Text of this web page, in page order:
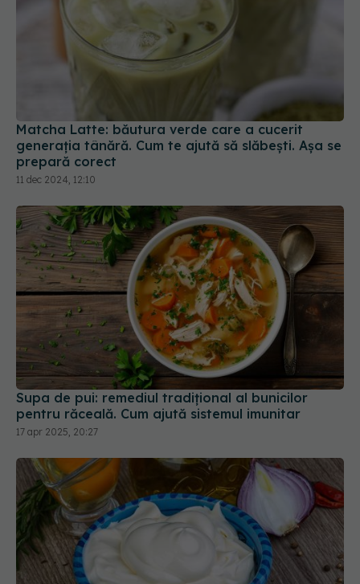
Matcha Latte: băutura verde care a cucerit
generația tânără. Cum te ajută să slăbești. Așa se
Supa de pui: remediul tradițional al bunicilor
pentru răceală. Cum ajută sistemul imunitar
17 apr 2025, 20:27
Cum faci o maioneză care nu se taie niciodată